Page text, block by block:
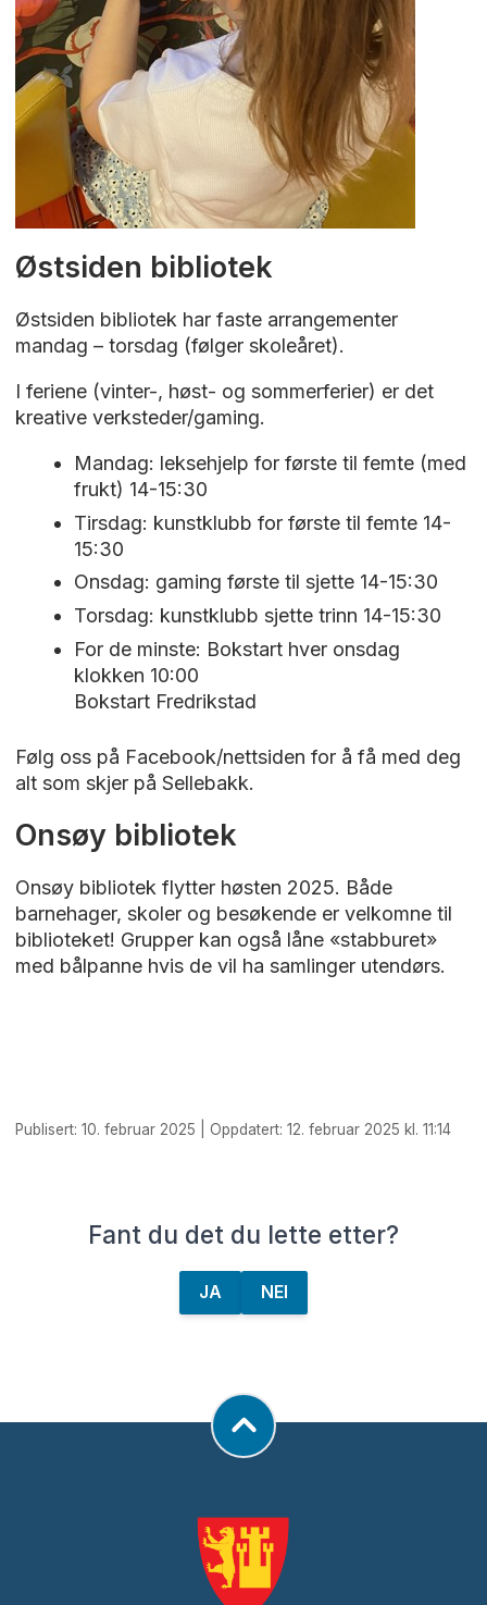
Østsiden bibliotek
Østsiden bibliotek har faste arrangementer
mandag – torsdag (følger skoleåret).
I feriene (vinter-, høst- og sommerferier) er det
kreative verksteder/gaming.
Mandag: leksehjelp for første til femte (med
frukt) 14-15:30
Tirsdag: kunstklubb for første til femte 14-
15:30
Onsdag: gaming første til sjette 14-15:30
Torsdag: kunstklubb sjette trinn 14-15:30
For de minste: Bokstart hver onsdag
klokken 10:00
Bokstart Fredrikstad
Følg oss på Facebook/nettsiden for å få med deg
alt som skjer på Sellebakk.
Onsøy bibliotek
Onsøy bibliotek flytter høsten 2025. Både
barnehager, skoler og besøkende er velkomne til
biblioteket! Grupper kan også låne «stabburet»
med bålpanne hvis de vil ha samlinger utendørs.
Publisert: 10. februar 2025 | Oppdatert: 12. februar 2025 kl. 11:14
Fant du det du lette etter?
JA NEI